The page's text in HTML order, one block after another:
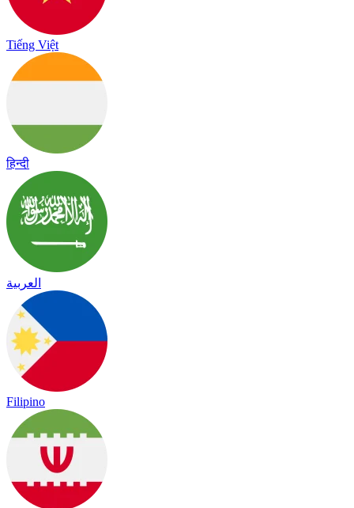
Tiếng Việt
हिन्दी
العربية
Filipino